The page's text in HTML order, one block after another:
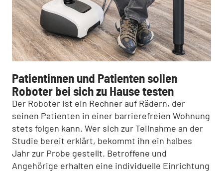
Patientinnen und Patienten sollen
Roboter bei sich zu Hause testen
Der Roboter ist ein Rechner auf Rädern, der
seinen Patienten in einer barrierefreien Wohnung
stets folgen kann. Wer sich zur Teilnahme an der
Studie bereit erklärt, bekommt ihn ein halbes
Jahr zur Probe gestellt. Betroffene und
Angehörige erhalten eine individuelle Einrichtung